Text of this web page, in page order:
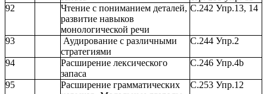
92
Чтение с пониманием деталей,
развитие навыков
монологической речи
С.242 Упр.13, 14
93
Аудирование с различными
стратегиями
С.244 Упр.2
94
Расширение лексического
запаса
С.246 Упр.4b
95
Расширение грамматических
С.253 Упр.12